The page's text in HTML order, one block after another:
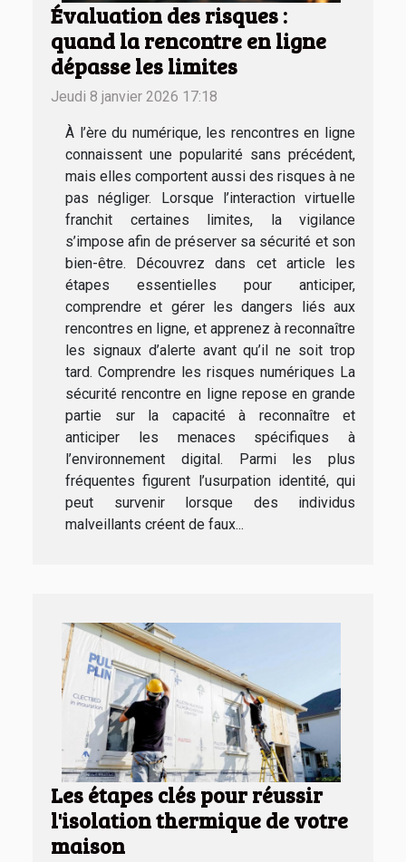
Évaluation des risques :
quand la rencontre en ligne
dépasse les limites
Jeudi 8 janvier 2026 17:18
À l’ère du numérique, les rencontres en ligne
connaissent une popularité sans précédent,
mais elles comportent aussi des risques à ne
pas négliger. Lorsque l’interaction virtuelle
franchit certaines limites, la vigilance
s’impose afin de préserver sa sécurité et son
bien-être. Découvrez dans cet article les
étapes essentielles pour anticiper,
comprendre et gérer les dangers liés aux
rencontres en ligne, et apprenez à reconnaître
les signaux d’alerte avant qu’il ne soit trop
tard. Comprendre les risques numériques La
sécurité rencontre en ligne repose en grande
partie sur la capacité à reconnaître et
anticiper les menaces spécifiques à
l’environnement digital. Parmi les plus
fréquentes figurent l’usurpation identité, qui
peut survenir lorsque des individus
malveillants créent de faux...
Les étapes clés pour réussir
l'isolation thermique de votre
maison